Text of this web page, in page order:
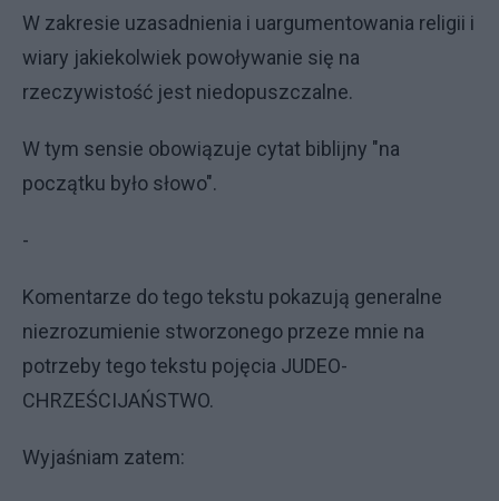
W zakresie uzasadnienia i uargumentowania religii i
wiary jakiekolwiek powoływanie się na
rzeczywistość jest niedopuszczalne.
W tym sensie obowiązuje cytat biblijny "na
początku było słowo".
-
Komentarze do tego tekstu pokazują generalne
niezrozumienie stworzonego przeze mnie na
potrzeby tego tekstu pojęcia JUDEO-
CHRZEŚCIJAŃSTWO.
Wyjaśniam zatem: